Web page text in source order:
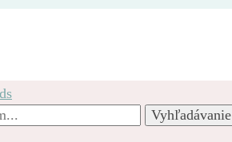
Vyhľadávanie